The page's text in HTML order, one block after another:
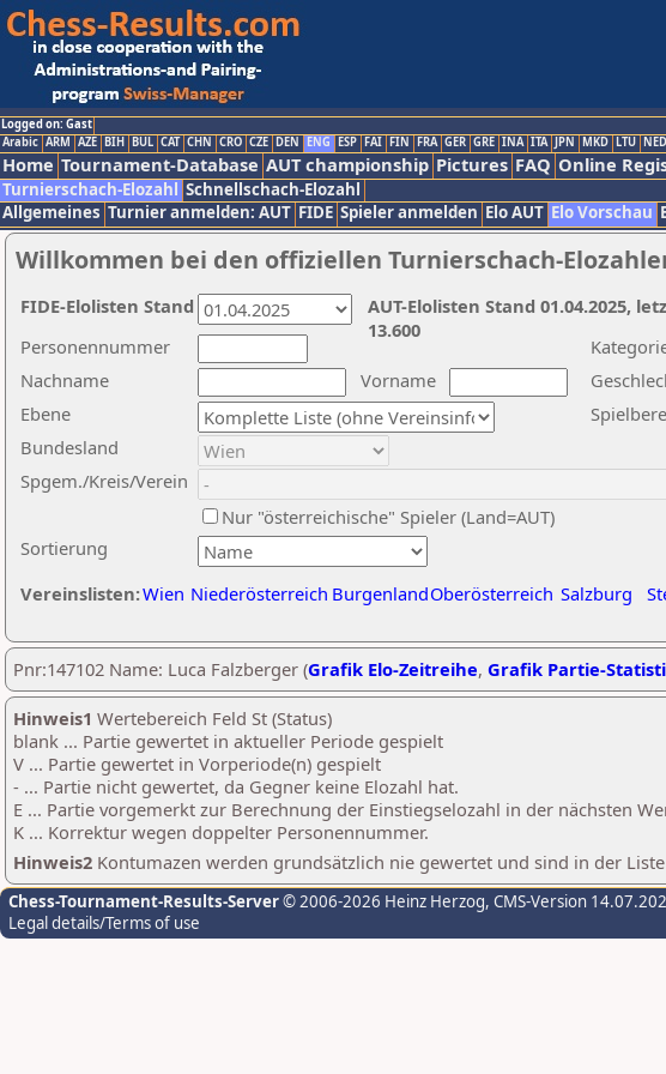
Logged on: Gast
Arabic ARM AZE BIH BUL CAT CHN CRO CZE DEN ENG ESP FAI FIN FRA GER GRE INA ITA JPN MKD LTU NED
Home Tournament-Database AUT championship Pictures FAQ Online
Turnierschach-Elozahl Schnellschach-Elozahl
Allgemeines Turnier anmelden: AUT FIDE Spieler anmelden Elo AUT Elo Vorschau
Willkommen bei den offiziellen Turnierschach-
Nachname
Vorname
Ebene
Sortierung
Personennummer
Bundesland
Spgem./Kreis/Verein
Nur "österreichische" Spieler (Land=AUT)
Vereinslisten:Wien Niederösterreich BurgenlandOberösterreich Salzburg
AUT-Elolisten Stand 01.04.2025,
13.600
FIDE-Elolisten Stand
Pnr:147102 Name: Luca Falzberger (Grafik Elo-Zeitreihe, Grafik Partie-
Hinweis1 Wertebereich Feld St (Status)
blank ... Partie gewertet in aktueller Periode gespielt
V ... Partie gewertet in Vorperiode(n) gespielt
- ... Partie nicht gewertet, da Gegner keine Elozahl hat.
E ... Partie vorgemerkt zur Berechnung der Einstiegselozahl in der nächsten
K ... Korrektur wegen doppelter Personennummer.
Hinweis2 Kontumazen werden grundsätzlich nie gewertet und sind in der
Chess-Tournament-Results-Server© 2006-2026 Heinz Herzog, CMS-Version
Legal details/Terms of use